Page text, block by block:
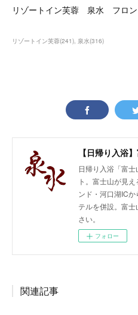
リゾートイン芙蓉 泉水 フロン
リゾートイン芙蓉(241) 泉水(316)
【日帰り入浴
日帰り入浴「富
ト。富士山が見
ンド・河口湖IC
テルを併設。富
さい。
フォロー
関連記事